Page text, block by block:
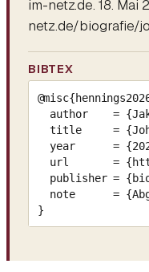
im-netz.de. 18.
netz.de/biografie/
BIBTEX
author    =
title     =
year      =
url       =
publisher =
note      =
}